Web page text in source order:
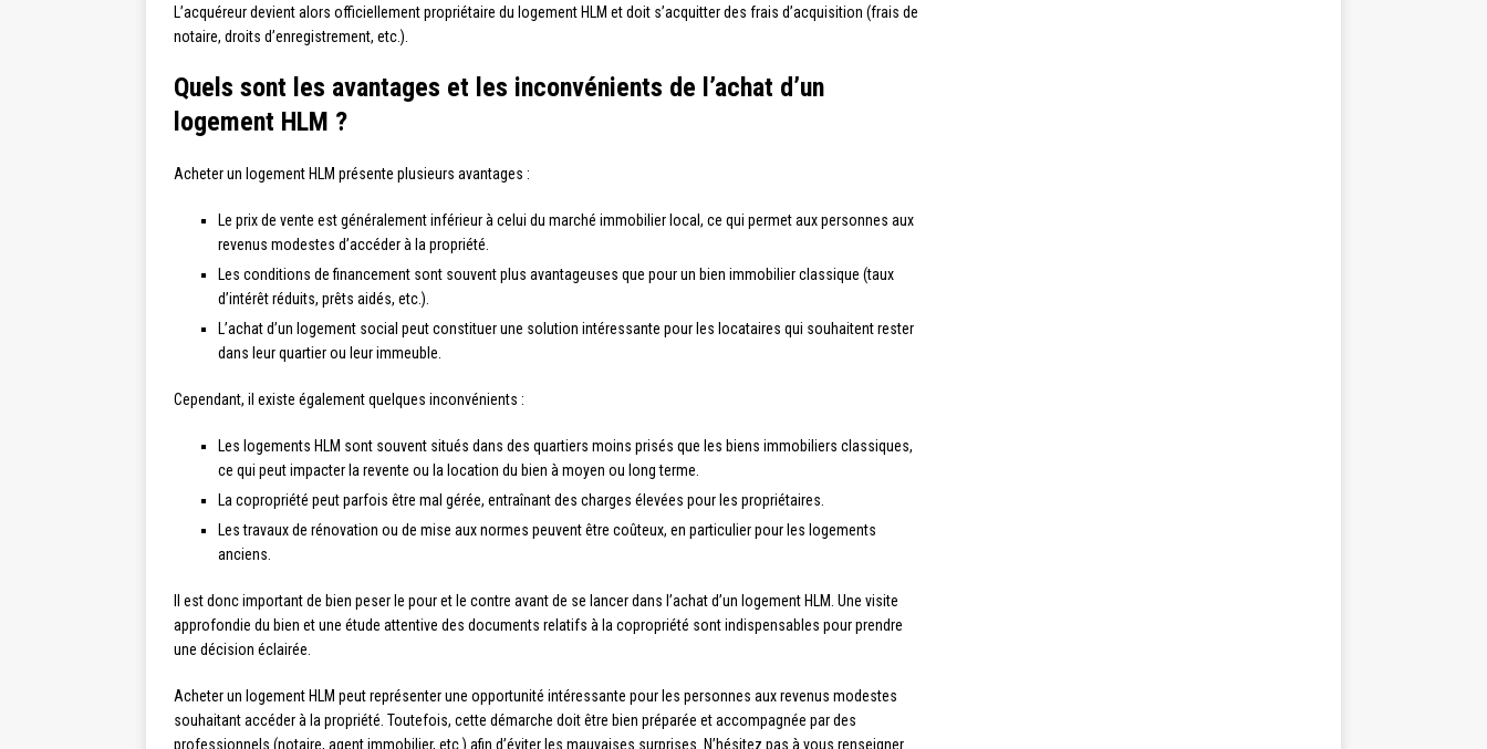
L’acquéreur devient alors officiellement propriétaire du logement HLM et doit s’acquitter des frais d’acquisition (frais de
notaire, droits d’enregistrement, etc.).
Quels sont les avantages et les inconvénients de l’achat d’un
logement HLM ?
Acheter un logement HLM présente plusieurs avantages :
Le prix de vente est généralement inférieur à celui du marché immobilier local, ce qui permet aux personnes aux
revenus modestes d’accéder à la propriété.
Les conditions de financement sont souvent plus avantageuses que pour un bien immobilier classique (taux
d’intérêt réduits, prêts aidés, etc.).
L’achat d’un logement social peut constituer une solution intéressante pour les locataires qui souhaitent rester
dans leur quartier ou leur immeuble.
Cependant, il existe également quelques inconvénients :
Les logements HLM sont souvent situés dans des quartiers moins prisés que les biens immobiliers classiques,
ce qui peut impacter la revente ou la location du bien à moyen ou long terme.
La copropriété peut parfois être mal gérée, entraînant des charges élevées pour les propriétaires.
Les travaux de rénovation ou de mise aux normes peuvent être coûteux, en particulier pour les logements
anciens.
Il est donc important de bien peser le pour et le contre avant de se lancer dans l’achat d’un logement HLM. Une visite
approfondie du bien et une étude attentive des documents relatifs à la copropriété sont indispensables pour prendre
une décision éclairée.
Acheter un logement HLM peut représenter une opportunité intéressante pour les personnes aux revenus modestes
souhaitant accéder à la propriété. Toutefois, cette démarche doit être bien préparée et accompagnée par des
professionnels (notaire, agent immobilier, etc.) afin d’éviter les mauvaises surprises. N’hésitez pas à vous renseigner